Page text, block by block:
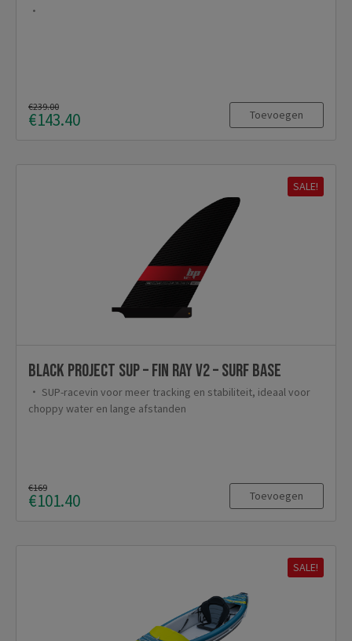
€239.00
€143.40 Toevoegen
SALE!
Black Project SUP – Fin Ray v2 – Surf base
SUP-racevin voor meer tracking en stabiliteit, ideaal voor
choppy water en lange afstanden
€169
€101.40 Toevoegen
SALE!